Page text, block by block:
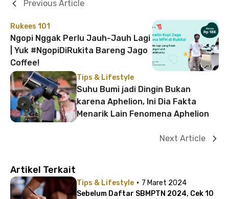
Rukees 101
Ngopi Nggak Perlu Jauh-Jauh Lagi
| Yuk #NgopiDiRukita Bareng Jago
Coffee!
Previous Article
Tips & Lifestyle
Suhu Bumi jadi Dingin Bukan
karena Aphelion, Ini Dia Fakta
Menarik Lain Fenomena Aphelion
Next Article
Artikel Terkait
Tips & Lifestyle · 7 Maret 2024
Sebelum Daftar SBMPTN 2024, Cek 10